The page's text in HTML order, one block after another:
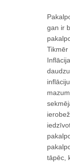
gan ir
Tikmēr
tāpēc,